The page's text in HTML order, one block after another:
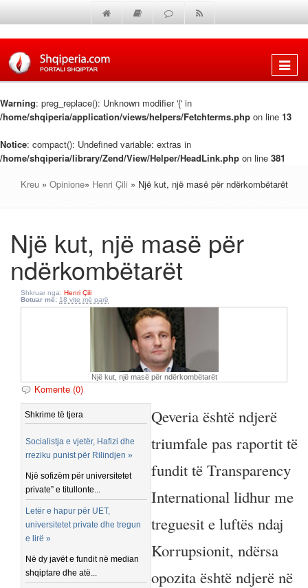
Shfaq
Warning: preg_replace(): Unknown modifier '{' in
/home/shqiperia/application/views/helpers/Fetchterms.php on line 13
Notice: compact(): Undefined variable: extras in
/home/shqiperia/library/Zend/View/Helper/HeadLink.php on line 381
Kreu » Opinione» Henri Çili » Një kut, një masë për ndërkombëtarët
Një kut, një masë për
ndërkombëtarët
Shkruar nga: Henri Çili
Botuar më: 18 vite më parë
Një kut, një masë për ndërkombëtarët
Komente (0)
Shkrime të tjera
Socialistja e vjetër, Hafizi dhe
rreziku punist për Rilindjen »
Një sofizëm për universitetet
private” e titullonte...
Letër e hapur për UET,
universitetet private dhe tregun
e lirë »
Në dy javët e fundit në median
shqiptare dhe atë...
Qeveria është ndjerë
triumfale pas raportit të
fundit të Transparency
International lidhur me
treguesit e luftës ndaj
Korrupsionit, ndërsa
opozita është ndjerë në